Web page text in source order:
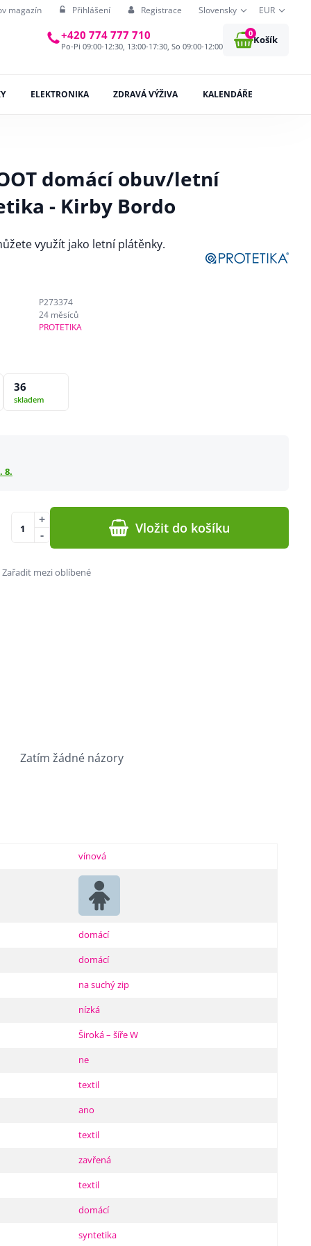
magazín Přihlášení Registrace Slovensky EUR
+420 774 777 710
Po-Pi 09:00-12:30, 13:00-17:30, So 09:00-12:00
0
Košík
ELEKTRONIKA ZDRAVÁ VÝŽIVA KALENDÁŘE
domácí obuv/letní
- Kirby Bordo
využít jako letní plátěnky.
P273374
24 měsíců
PROTETIKA
36
skladem
8.
-
+ Vložit do košíku
Zařadit mezi oblíbené
Zatím žádné názory
vínová
domácí
domácí
na suchý zip
nízká
Široká – šíře W
ne
textil
ano
textil
zavřená
textil
domácí
syntetika